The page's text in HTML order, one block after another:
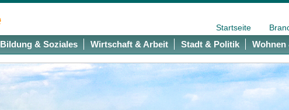
Startseite
Bildung & Soziales Wirtschaft & Arbeit Stadt & Politik Wohnen